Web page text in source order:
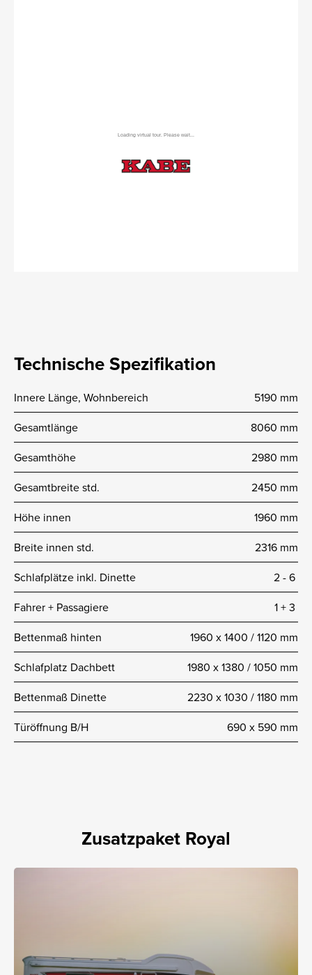
Technische Spezifikation
Innere Länge, Wohnbereich
5190 mm
Gesamtlänge
8060 mm
Gesamthöhe
2980 mm
Gesamtbreite std.
2450 mm
Höhe innen
1960 mm
Breite innen std.
2316 mm
Schlafplätze inkl. Dinette
2 -­ 6
Fahrer + Passagiere
1 + 3
Bettenmaß hinten
1960 x 1400 / 1120 mm
Schlafplatz Dachbett
1980 x 1380 / 1050 mm
Bettenmaß Dinette
2230 x 1030 / 1180 mm
Türöffnung B/H
690 x 590 mm
Zusatzpaket Royal